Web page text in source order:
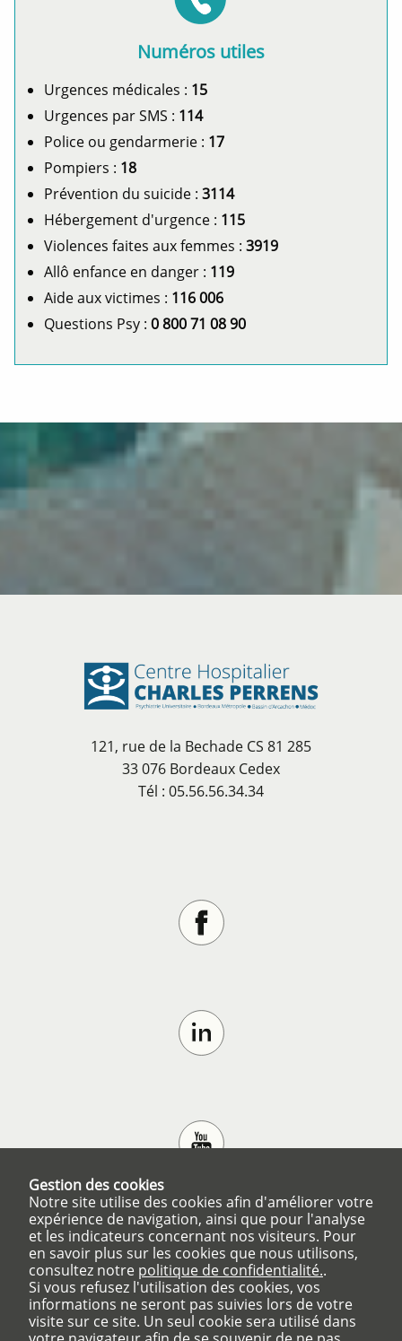
Gestion des cookies
Notre site utilise des cookies afin d'améliorer votre
expérience de navigation, ainsi que pour l'analyse
et les indicateurs concernant nos visiteurs. Pour
en savoir plus sur les cookies que nous utilisons,
consultez notre politique de confidentialité..
Si vous refusez l'utilisation des cookies, vos
informations ne seront pas suivies lors de votre
visite sur ce site. Un seul cookie sera utilisé dans
Numéros utiles
Urgences médicales : 15
Urgences par SMS : 114
Police ou gendarmerie : 17
Pompiers : 18
Prévention du suicide : 3114
Hébergement d'urgence : 115
Violences faites aux femmes : 3919
Allô enfance en danger : 119
Aide aux victimes : 116 006
Questions Psy : 0 800 71 08 90
121, rue de la Bechade CS 81 285
33 076 Bordeaux Cedex
Tél : 05.56.56.34.34